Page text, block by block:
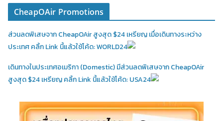
CheapOAir Promotions
ส่วนลดพิเสษจาก CheapOAir สูงสุด $24 เหรียญ เมื่อเดินทางระหว่าง
ประเทศ คลิ้ก Link นี้แล้วใช้โค้ด: WORLD24
เดินทางในประเทศอเมริกา (Domestic)มีส่วนลดพิเสษจาก CheapOAir
สูงสุด $24 เหรียญ คลิ้ก Link นี้แล้วใช้โค้ด: USA24